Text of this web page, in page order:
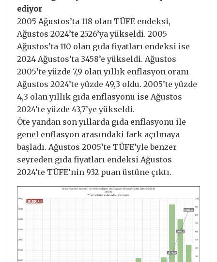
ediyor
2005 Ağustos’ta 118 olan TÜFE endeksi,
Ağustos 2024’te 2526’ya yükseldi. 2005
Ağustos’ta 110 olan gıda fiyatları endeksi ise
2024 Ağustos’ta 3458’e yükseldi. Ağustos
2005’te yüzde 7,9 olan yıllık enflasyon oranı
Ağustos 2024’te yüzde 49,3 oldu. 2005’te yüzde
4,3 olan yıllık gıda enflasyonu ise Ağustos
2024’te yüzde 43,7’ye yükseldi.
Öte yandan son yıllarda gıda enflasyonu ile
genel enflasyon arasındaki fark açılmaya
başladı. Ağustos 2005’te TÜFE’yle benzer
seyreden gıda fiyatları endeksi Ağustos
2024’te TÜFE’nin 932 puan üstüne çıktı.